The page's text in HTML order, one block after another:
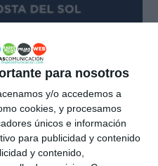
para nosotros
y/o accedemos a
cookies, y procesamos
únicos e información
para publicidad y contenido
y contenido,